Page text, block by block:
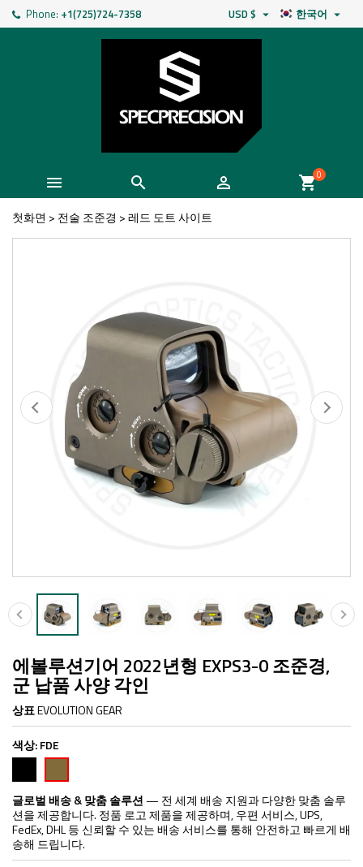
Phone: +1(725)724-7358 한국어 
USD $ 
   shopping_cart0
첫화면 > 전술 조준경 >레드 도트 사이트
에볼루션기어 2022년형 EXPS3-0 조준경,
군 납품 사양 각인
상표EVOLUTION GEAR
색상:FDE
은
색
글로벌 배송 & 맞춤 솔루션 — 전 세계 배송 지원과 다양한 맞춤 솔루
션을 제공합니다. 정품 로고 제품을 제공하며, 우편 서비스, UPS,
FedEx, DHL 등 신뢰할 수 있는 배송 서비스를 통해 안전하고 빠르게 배
송해 드립니다.